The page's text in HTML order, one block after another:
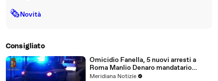
🗞Novità
Consigliato
Omicidio Fanella, 5 nuovi arresti a
Roma Manlio Denaro mandatario
dell’omicidio
Meridiana Notizie